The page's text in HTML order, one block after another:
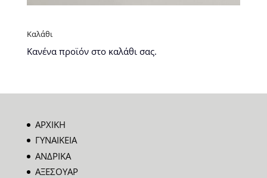
Καλάθι
Κανένα προϊόν στο καλάθι σας.
ΑΡΧΙΚΗ
ΓΥΝΑΙΚΕΙΑ
ΑΝΔΡΙΚΑ
ΑΞΕΣΟΥΑΡ